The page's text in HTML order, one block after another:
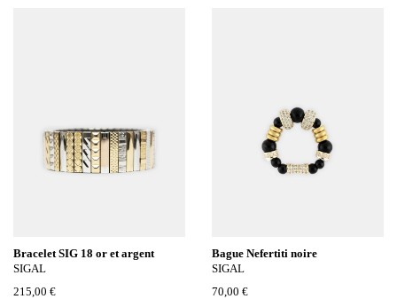
Bracelet SIG 18 or et argent
SIGAL
215,00 €
Bague Nefertiti noire
SIGAL
70,00 €